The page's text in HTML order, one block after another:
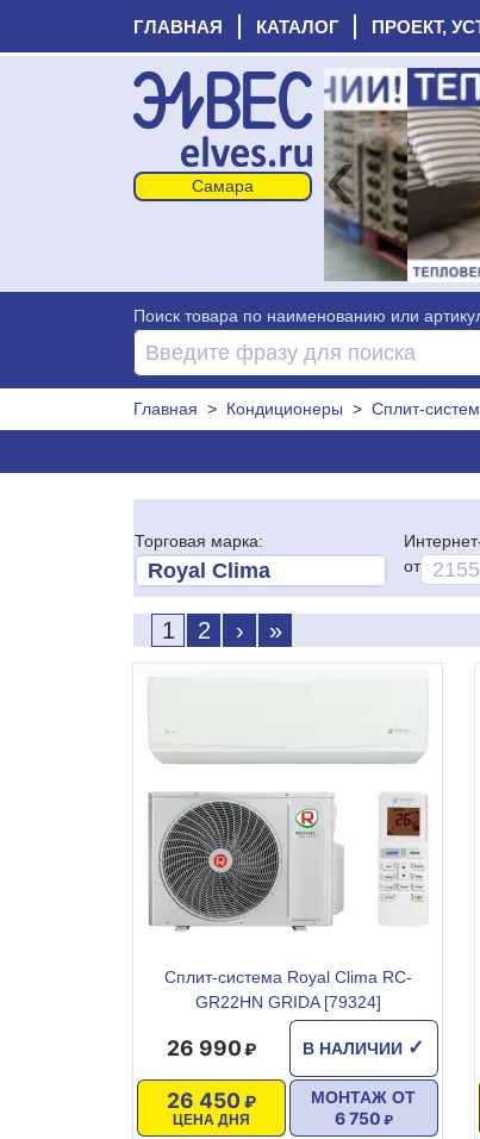
ГЛАВНАЯ КАТАЛОГ ПРОЕКТ,
‹
Поиск товара по наименованию или
Главная > Кондиционеры > Сплит-
Торговая марка:
от
1 2 › »
Сплит-система Royal Clima RC-
GR22HN GRIDA [79324]
В НАЛИЧИИ ✓
26 990
ЦЕНА ДНЯ
26 450 МОНТАЖ ОТ
6 750